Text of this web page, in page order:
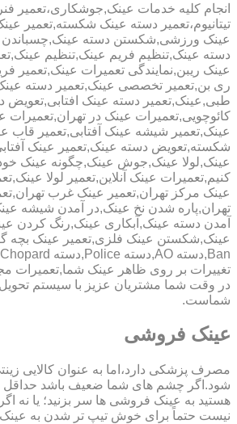
انجام کلیه خدمات عینک,جوشکاری،تعمیر
تیتانیوم،تعمیر دسته عینک شکسته,تعمیر
عینک ورزشی,شکستن دسته عینک,چسباندن
دسته عینک,تنظیم فریم عینک,تنظیم
عینک ریبن,نمایندگی تعمیرات عینک,تعمیر
ری بن,تعمیر تخصصی عینک,تعمیر دسته
طبی,عینک,تعمیر دسته عینک افتابی,تعویض
کائوچویی,تعمیرات عینک در
عینک,تعمیر شیشه عینک آفتابی,تعمیر قاب
شکسته,تعویض دسته عینک,تعمیر عینک
عینک,لولا عینک,جوش عینک,چگونه عینک خود
کنیم,تعمیرات عینک آنلاین,تعمیر لولا
عینک مرکز تهران,تعمیر عینک غرب
تهران,پاره شدن نخ عینک,در آمدن شیشه
آمدن دسته عینک,آبکاری عینک,رنگ
تغییرات بر روی ظاهر عینک شما,تعمیرات
در وقت شما مشتریان عزیز با سیستم
شماست.
عینک فروشی
مصرف پزشکی دارد،اما به عنوان کالایی
شود.اگر چشم های شما ضعیف باشد حداقل
هستید به عینک فروشی ها سر بزنید؛ یا نه
نیست حتماً برای خوش تیپ تر شدن به